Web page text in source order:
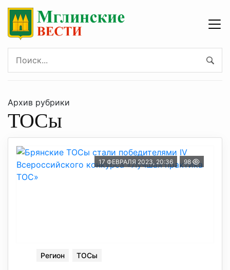
Архив рубрики
ТОСы
17 ФЕВРАЛЯ 2023, 20:36 98
Регион ТОСы